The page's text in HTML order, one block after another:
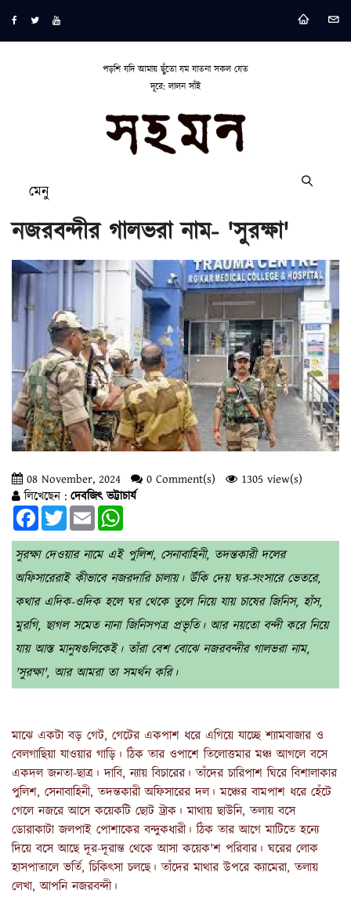
পড়শি যদি আমায় ছুঁতো যম যাতনা সকল যেত
দূরে: লালন সাঁই
মেনু
নজরবন্দীর গালভরা নাম- 'সুরক্ষা'
08 November, 2024 0 Comment(s)
1305 view(s)
লিখেছেন : দেবজিৎ ভট্টাচার্য
FacebookTwitterEmail
সুরক্ষা দেওয়ার নামে এই পুলিশ, সেনাবাহিনী, তদন্তকারী দলের
অফিসারেরাই কীভাবে নজরদারি চালায়। উঁকি দেয় ঘর-সংসারে ভেতরে,
কথার এদিক-ওদিক হলে ঘর থেকে তুলে নিয়ে যায় চাষের জিনিস, হাঁস,
মুরগি, ছাগল সমেত নানা জিনিসপত্র প্রভৃতি। আর নয়তো বন্দী করে নিয়ে
যায় আস্ত মানুষগুলিকেই। তাঁরা বেশ বোঝে নজরবন্দীর গালভরা নাম,
'সুরক্ষা', আর আমরা তা সমর্থন করি।
মাঝে একটা বড় গেট, গেটের একপাশ ধরে এগিয়ে যাচ্ছে শ্যামবাজার ও
বেলগাছিয়া যাওয়ার গাড়ি। ঠিক তার ওপাশে তিলোত্তমার মঞ্চ আগলে বসে
একদল জনতা-ছাত্র। দাবি, ন্যায় বিচারের। তাঁদের চারিপাশ ঘিরে বিশালাকার
পুলিশ, সেনাবাহিনী, তদন্তকারী অফিসারের দল। মঞ্চের বামপাশ ধরে হেঁটে
গেলে নজরে আসে কয়েকটি ছোট ট্রাক। মাথায় ছাউনি, তলায় বসে
ডোরাকাটা জলপাই পোশাকের বন্দুকধারী। ঠিক তার আগে মাটিতে হন্যে
দিয়ে বসে আছে দূর-দূরান্ত থেকে আসা কয়েক'শ পরিবার। ঘরের লোক
হাসপাতালে ভর্তি, চিকিৎসা চলছে। তাঁদের মাথার উপরে ক্যামেরা, তলায়
লেখা, আপনি নজরবন্দী।